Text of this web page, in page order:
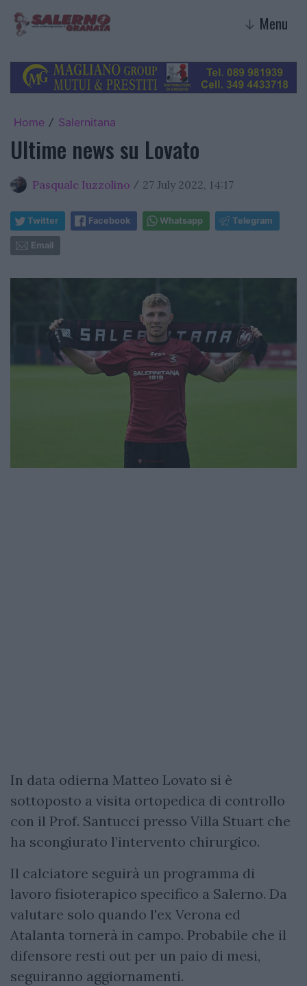
↓ Menu
Home / Salernitana
Ultime news su Lovato
Pasquale Iuzzolino / 27 July 2022, 14:17
Twitter Facebook Whatsapp Telegram
Email
In data odierna Matteo Lovato si è
sottoposto a visita ortopedica di controllo
con il Prof. Santucci presso Villa Stuart che
ha scongiurato l’intervento chirurgico.
Il calciatore seguirà un programma di
lavoro fisioterapico specifico a Salerno. Da
valutare solo quando l'ex Verona ed
Atalanta tornerà in campo. Probabile che il
difensore resti out per un paio di mesi,
seguiranno aggiornamenti.